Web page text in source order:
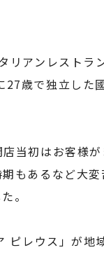
リアンレストラ
歳で独立した
当初はお客様が
もあるなど大変
。
ピレウス」が地